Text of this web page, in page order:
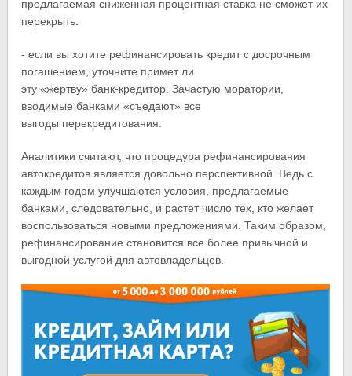
предлагаемая сниженная процентная ставка не сможет их
перекрыть.
- если вы хотите рефинансировать кредит с досрочным
погашением, уточните примет ли
эту «жертву» банк-кредитор. Зачастую моратории,
вводимые банками «съедают» все
выгоды перекредитования.
Аналитики считают, что процедура рефинансирования
автокредитов является довольно перспективной. Ведь с
каждым годом улучшаются условия, предлагаемые
банками, следовательно, и растет число тех, кто желает
воспользоваться новыми предложениями. Таким образом,
рефинансирование становится все более привычной и
выгодной услугой для автовладельцев.